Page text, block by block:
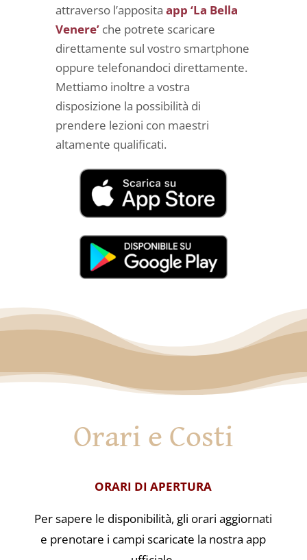
attraverso l’apposita app ‘La Bella
Venere’ che potrete scaricare
direttamente sul vostro smartphone
oppure telefonandoci direttamente.
Mettiamo inoltre a vostra
disposizione la possibilità di
prendere lezioni con maestri
altamente qualificati.
Orari e Costi
ORARI DI APERTURA
Per sapere le disponibilità, gli orari aggiornati
e prenotare i campi scaricate la nostra app